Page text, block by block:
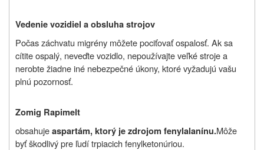
Vedenie vozidiel a obsluha strojov
Počas záchvatu migrény môžete pociťovať ospalosť. Aksa
cítite ospalý, neveďte vozidlo, nepoužívajte veľké stroje a
nerobte žiadne iné nebezpečné úkony, ktoré vyžadujú vašu
plnú pozornosť.
Zomig Rapimelt
obsahujeaspartám, ktorý je zdrojom fenylalanínu.Môže
byť škodlivý pre ľudí trpiacich fenylketonúriou.